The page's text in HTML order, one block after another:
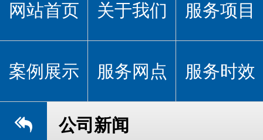
网站首页 关于我们 服务项目
案例展示 服务网点 服务时效
公司新闻